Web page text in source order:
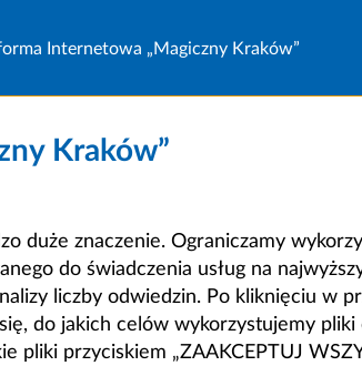
Internetowa „Magiczny Kraków”
Kraków”
duże znaczenie. Ograniczamy
do świadczenia usług na
liczby odwiedzin. Po kliknięciu w
do jakich celów wykorzystujemy pliki
przyciskiem „ZAAKCEPTUJ